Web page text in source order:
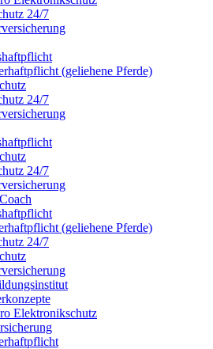
24/7
(geliehene Pferde)
24/7
24/7
(geliehene Pferde)
24/7
Elektronikschutz